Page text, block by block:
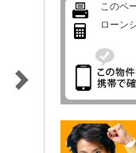
このペ
ローン